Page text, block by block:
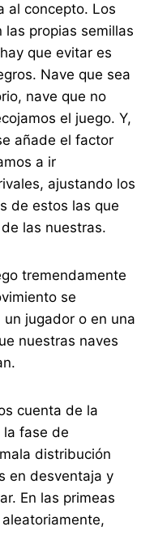
al concepto. Los
propias semillas
que evitar es
Nave que sea
nave que no
el juego. Y,
añade el factor
a ir
ajustando los
de estos las que
las nuestras.
tremendamente
se
jugador o en una
nuestras naves
cuenta de la
la fase de
distribución
en desventaja y
En las primeas